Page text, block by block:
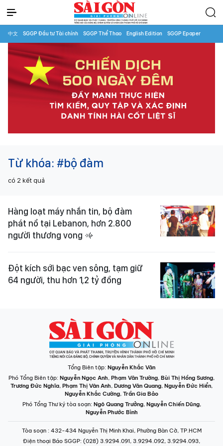
中文 SGGP Đầu tư Tài chính SGGP Thể Thao English Edition SGGP Epaper
Từ khóa: #bộ đàm
có 2 kết quả
Hàng loạt máy nhắn tin, bộ đàm
phát nổ tại Lebanon, hơn 2.800
người thương vong
Đột kích sới bạc ven sông, tạm giữ
64 người, thu hơn 1,2 tỷ đồng
Tổng Biên tập: Nguyễn Khắc Văn
Phó Tổng Biên tập: Nguyễn Ngọc Anh, Phạm Văn Trường, Bùi Thị Hồng Sương,
Trương Đức Nghĩa, Phạm Thị Vân Anh, Dương Văn Quang, Nguyễn Đức Hiển,
Nguyễn Khắc Cường, Trần Gia Bảo
Phó Tổng Thư ký tòa soạn: Ngô Quang Trưởng, Nguyễn Chiến Dũng,
Nguyễn Phước Bình
Tòa soạn : 432-434 Nguyễn Thị Minh Khai, Phường Bàn Cờ, TP.HCM
Điện thoại Báo SGGP: (028) 3.9294.091, 3.9294.092, 3.9294.093,